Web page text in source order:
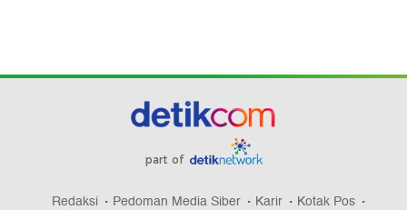
part of
Redaksi Pedoman Media Siber Karir Kotak Pos